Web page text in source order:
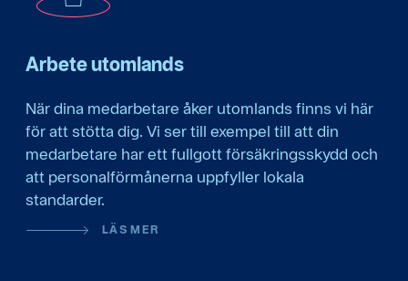
Arbete utomlands
När dina medarbetare åker utomlands finns vi här
för att stötta dig. Vi ser till exempel till att din
medarbetare har ett fullgott försäkringsskydd och
att personalförmånerna uppfyller lokala
standarder.
LÄS MER